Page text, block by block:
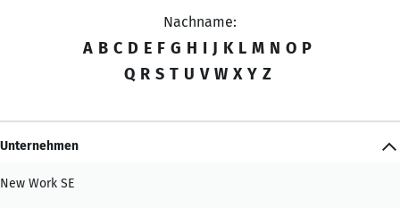
Nachname:
A B C D E F G H I J K L M N O P
Q R S T U V W X Y Z
Unternehmen
New Work SE